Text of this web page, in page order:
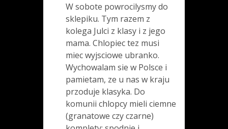
W sobote powrocilysmy do
sklepiku. Tym razem z
kolega Julci z klasy i z jego
mama. Chlopiec tez musi
miec wyjsciowe ubranko.
Wychowalam sie w Polsce i
pamietam, ze u nas w kraju
przoduje klasyka. Do
komunii chlopcy mieli ciemne
(granatowe czy czarne)